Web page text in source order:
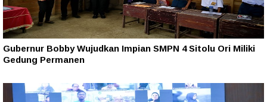
Gubernur Bobby Wujudkan Impian SMPN 4 Sitolu Ori Miliki
Gedung Permanen